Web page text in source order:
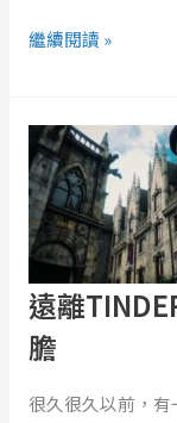
記
訪
《你
好，
這
是
記
花
繼續閱讀 »
遠離
膽
很久很久以前，
離
TINDER
大
騙
要
勇
但